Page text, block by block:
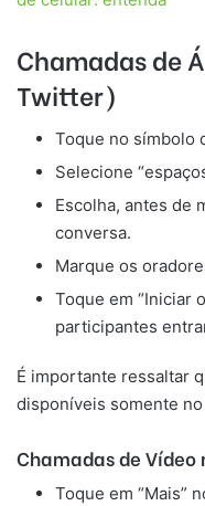
Chamadas de
Twitter)
Toque no símbolo
Selecione
Escolha, antes de
conversa.
Marque os
Toque em “Iniciar
participantes
É importante ressaltar
disponíveis somente
Chamadas de
Toque em “Mais”